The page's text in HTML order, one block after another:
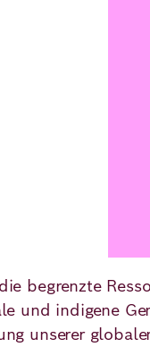
begrenzte
und indigene
unserer